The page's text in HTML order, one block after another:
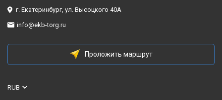
г. Екатеринбург, ул. Высоцкого 40А
info@ekb-torg.ru
Проложить маршрут
RUB